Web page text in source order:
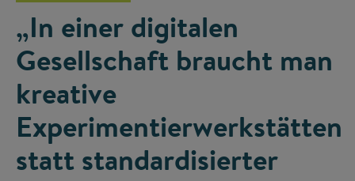
„In einer digitalen
Gesellschaft braucht man
kreative
Experimentierwerkstätten
statt standardisierter